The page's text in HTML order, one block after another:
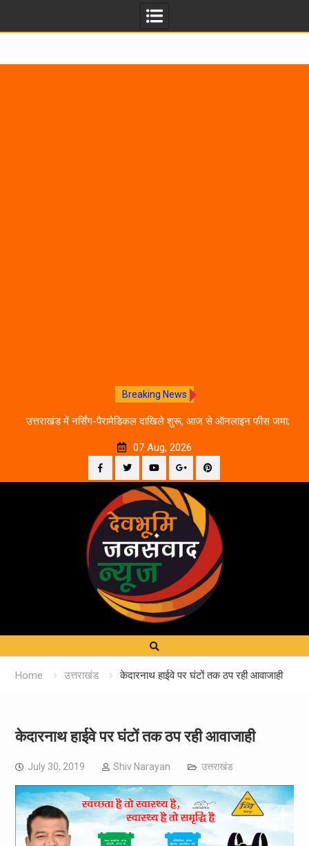
Breaking News
उत्तराखंड में नर्सिंग-पैरामेडिकल दाखिले शुरू, आज से ऑनलाइन फीस जमा;
07 Aug, 2026
Facebook
TwitterYouTubePlus
Google
Home उत्तराखंड केदारनाथ हाईवे पर घंटों तक ठप रही आवाजाही
केदारनाथ हाईवे पर घंटों तक ठप रही आवाजाही
July 30, 2019 Shiv Narayan उत्तराखंड